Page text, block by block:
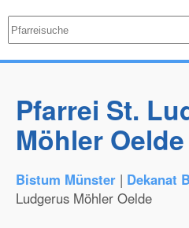
Pfarrei St.
Möhler Oelde
Bistum Münster | Dekanat
Ludgerus Möhler Oelde